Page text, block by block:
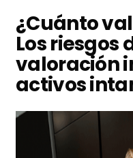
¿Cuánto
Los riesgos
valoración
activos